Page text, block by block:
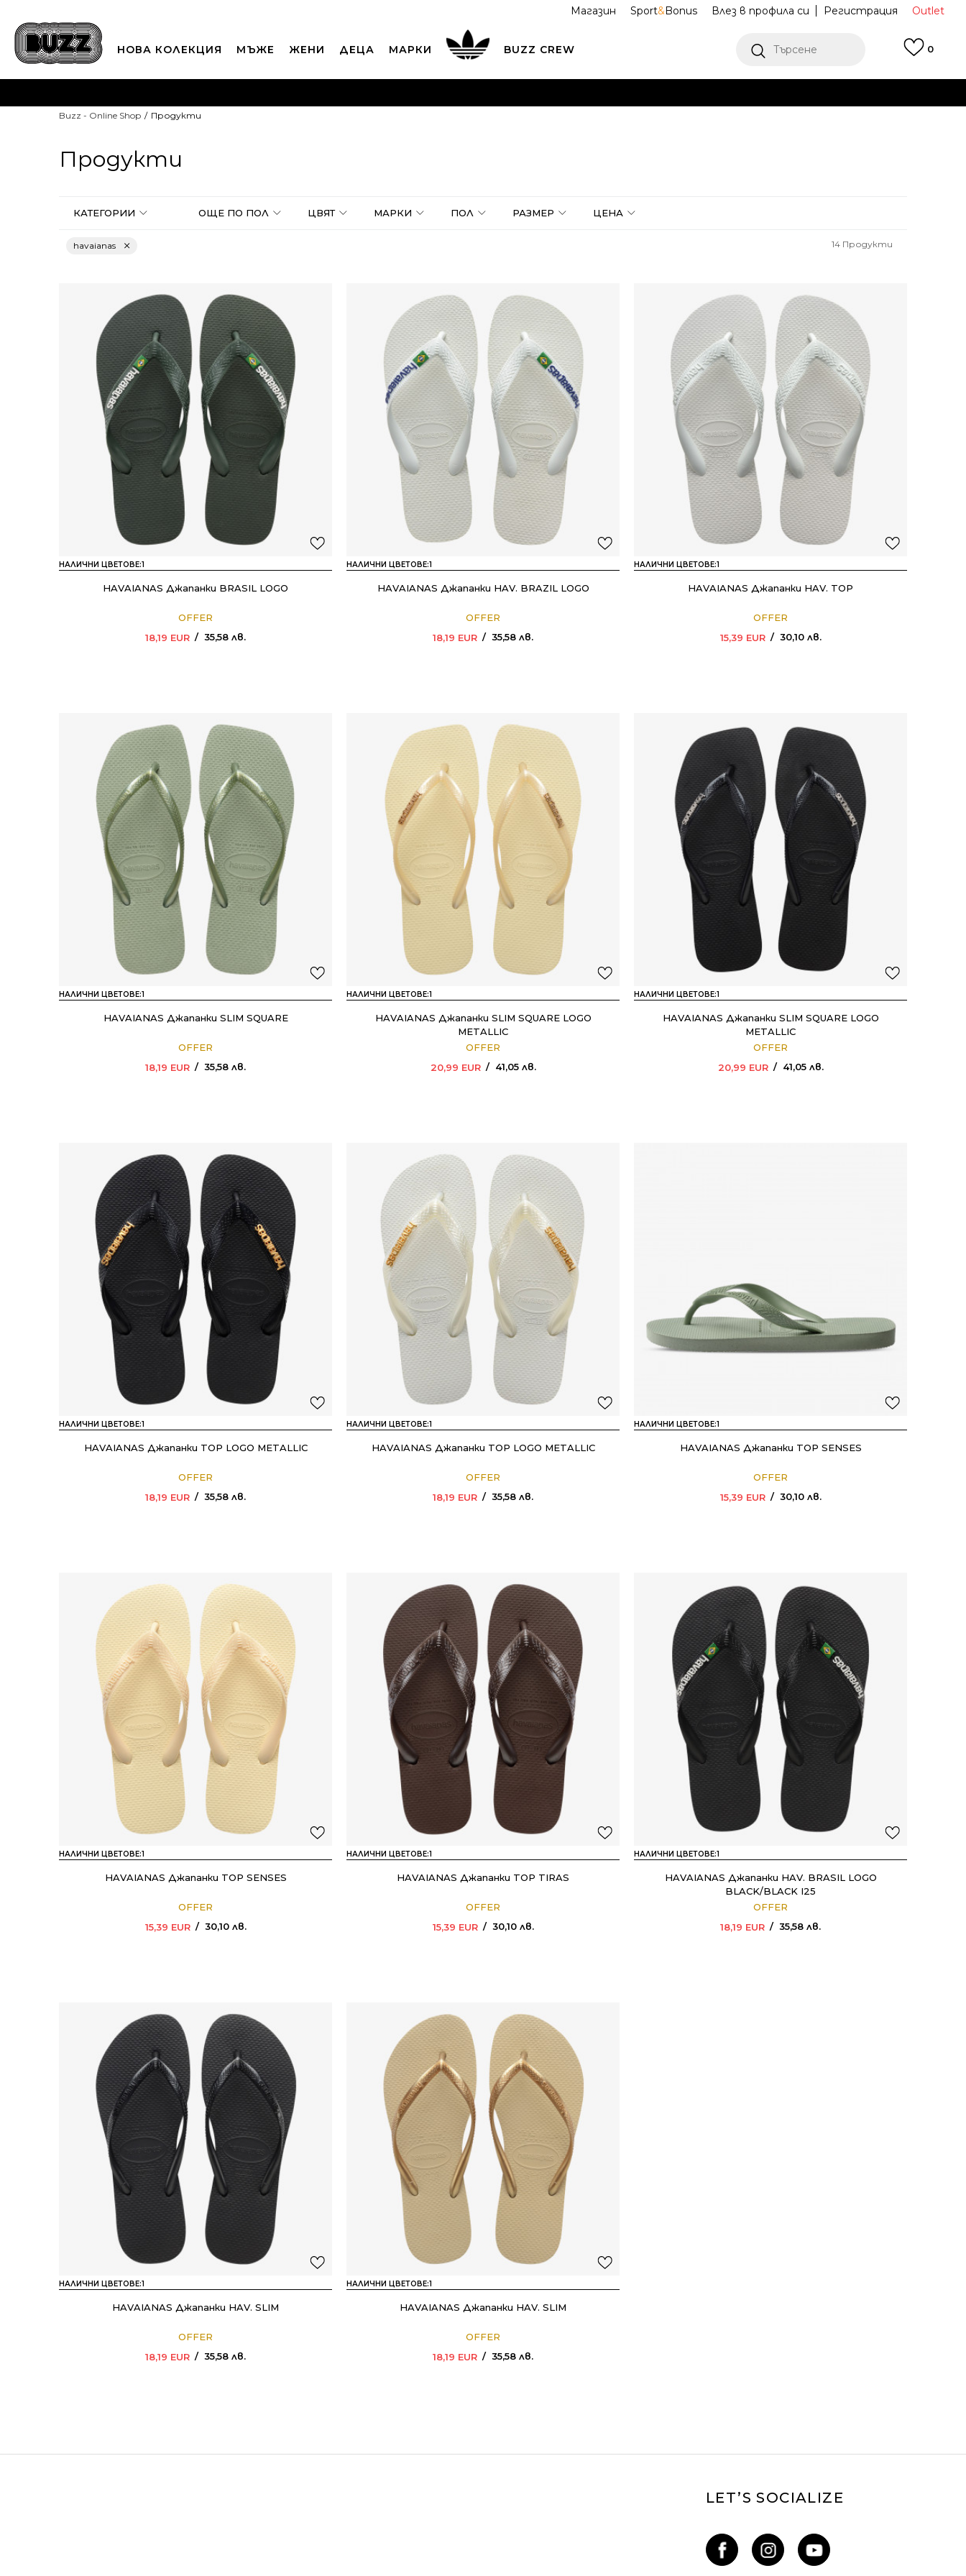
Outlet
Влез в профила си Регистрация
Магазин Sport&Bonus
НОВА КОЛЕКЦИЯ МЪЖЕ ЖЕНИ ДЕЦА МАРКИ BUZZ CREW Търсене 0
Buzz - Online Shop Продукти
Продукти
КАТЕГОРИИ OЩЕ ПО ПОЛ ЦВЯТ МАРКИ ПОЛ РАЗМЕР ЦЕНА
havaianas 14 Продукти
НАЛИЧНИ ЦВЕТОВЕ:1
HAVAIANAS Джапанки BRASIL LOGO
OFFER
18,19 EUR 35,58 лв.
НАЛИЧНИ ЦВЕТОВЕ:1
HAVAIANAS Джапанки HAV. BRAZIL LOGO
OFFER
18,19 EUR 35,58 лв.
НАЛИЧНИ ЦВЕТОВЕ:1
HAVAIANAS Джапанки HAV. TOP
OFFER
15,39 EUR 30,10 лв.
НАЛИЧНИ ЦВЕТОВЕ:1
HAVAIANAS Джапанки SLIM SQUARE
OFFER
18,19 EUR 35,58 лв.
НАЛИЧНИ ЦВЕТОВЕ:1
HAVAIANAS Джапанки SLIM SQUARE LOGO
METALLIC
OFFER
20,99 EUR 41,05 лв.
НАЛИЧНИ ЦВЕТОВЕ:1
HAVAIANAS Джапанки SLIM SQUARE LOGO
METALLIC
OFFER
20,99 EUR 41,05 лв.
НАЛИЧНИ ЦВЕТОВЕ:1
HAVAIANAS Джапанки TOP LOGO METALLIC
OFFER
18,19 EUR 35,58 лв.
НАЛИЧНИ ЦВЕТОВЕ:1
HAVAIANAS Джапанки TOP LOGO METALLIC
OFFER
18,19 EUR 35,58 лв.
НАЛИЧНИ ЦВЕТОВЕ:1
HAVAIANAS Джапанки TOP SENSES
OFFER
15,39 EUR 30,10 лв.
НАЛИЧНИ ЦВЕТОВЕ:1
HAVAIANAS Джапанки TOP SENSES
OFFER
15,39 EUR 30,10 лв.
НАЛИЧНИ ЦВЕТОВЕ:1
HAVAIANAS Джапанки TOP TIRAS
OFFER
15,39 EUR 30,10 лв.
НАЛИЧНИ ЦВЕТОВЕ:1
HAVAIANAS Джапанки HAV. BRASIL LOGO
BLACK/BLACK I25
OFFER
18,19 EUR 35,58 лв.
НАЛИЧНИ ЦВЕТОВЕ:1
HAVAIANAS Джапанки HAV. SLIM
OFFER
18,19 EUR 35,58 лв.
НАЛИЧНИ ЦВЕТОВЕ:1
HAVAIANAS Джапанки HAV. SLIM
OFFER
18,19 EUR 35,58 лв.
LET’S SOCIALIZE